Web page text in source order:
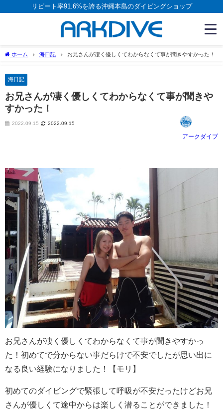
リピート率91.6%を誇る沖縄本島のダイビングショップ
ホーム 海日記 お兄さんが凄く優しくてわからなくて事が聞きやすかった！
海日記
お兄さんが凄く優しくてわからなくて事が聞きや
すかった！
2022.09.15 2022.09.15
アークダイブ
お兄さんが凄く優しくてわからなくて事が聞きやすかっ
た！初めてで分からない事だらけで不安でしたが思い出に
なる良い経験になりました！【モリ】
初めてのダイビングで緊張して呼吸が不安だったけどお兄
さんが優しくて途中からは楽しく潜ることができました！